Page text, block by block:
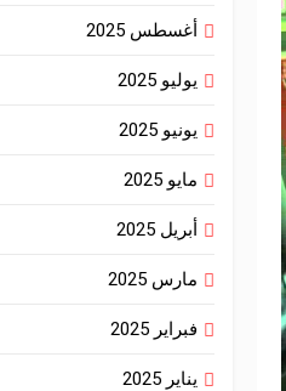
أغسطس 2025
يوليو 2025
يونيو 2025
مايو 2025
أبريل 2025
مارس 2025
فبراير 2025
يناير 2025